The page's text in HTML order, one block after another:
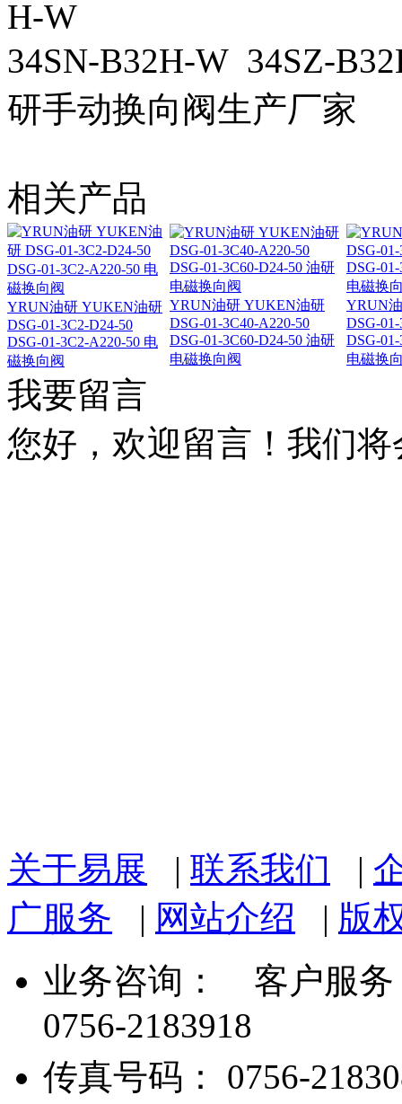
H-W
34SN-B32H-W 34SZ-
研手动换向阀生产厂家
相关产品
YRUN油研 YUKEN油研
DSG-01-3C2-D24-50
DSG-01-3C2-A220-50 电
磁换向阀
YRUN油研 YUKEN油研
DSG-01-3C40-A220-50
DSG-01-3C60-D24-50 油研
电磁换向阀
YRUN
DSG-
DSG-
电磁换
我要留言
您好，欢迎留言！我们
关于易展 | 联系我们 |
广服务 | 网站介绍 | 版
业务咨询：
客户服务
0756-2183918
传真号码： 0756-